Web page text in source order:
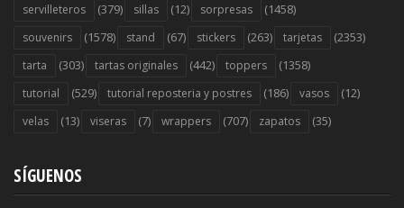
servilleteros (379) sillas (12) sorpresas (1458)
souvenirs (1578) stand (67) stickers (263) tarjetas (2353)
tarta (303) tartas originales (442) toppers (1358)
tutorial (529) tutorial reposteria y postres (186) vasos (12)
velas (13) viseras (7) wrappers (707) zapatos (35)
SÍGUENOS